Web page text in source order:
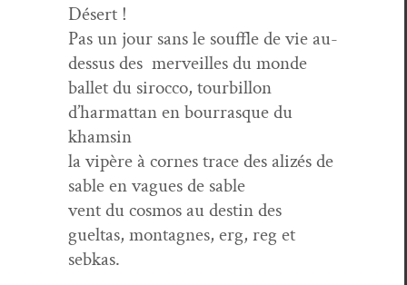
Désert !
Pas un jour sans le souf­fle de vie au-
dessus des mer­veilles du monde
bal­let du siroc­co, tour­bil­lon
d’harmattan en bour­rasque du
khamsin
la vipère à cornes trace des alizés de
sable en vagues de sable
vent du cos­mos au des­tin des
gueltas, mon­tagnes, erg, reg et
sebkas.